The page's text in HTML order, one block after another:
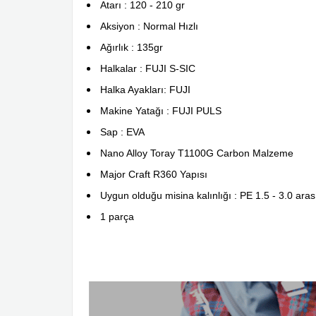
Atarı : 120 - 210 gr
Aksiyon : Normal Hızlı
Ağırlık : 135gr
Halkalar : FUJI S-SIC
Halka Ayakları: FUJI
Makine Yatağı : FUJI PULS
Sap : EVA
Nano Alloy Toray T1100G Carbon Malzeme
Major Craft R360 Yapısı
Uygun olduğu misina kalınlığı : PE 1.5 - 3.0
1 parça